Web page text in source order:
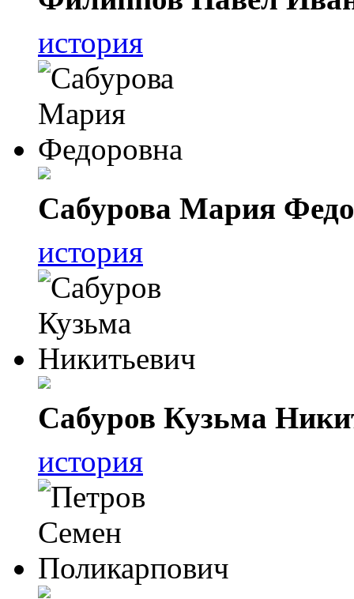
история
Сабурова Мария
история
Сабуров Кузьма
история